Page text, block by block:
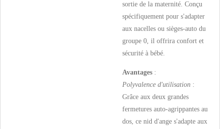
sortie de la maternité. Conçu
spécifiquement pour s'adapter
aux nacelles ou sièges-auto du
groupe 0, il offrira confort et
sécurité à bébé.
Avantages :
Polyvalence d'utilisation :
Grâce aux deux grandes
fermetures auto-agrippantes au
dos, ce nid d'ange s'adapte aux